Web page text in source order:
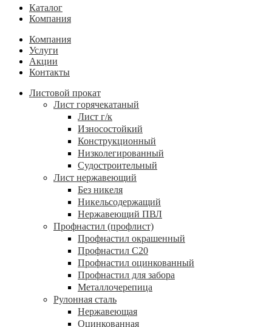
Каталог
Компания
Компания
Услуги
Акции
Контакты
Листовой прокат
Лист горячекатаный
Лист г/к
Износостойкий
Конструкционный
Низколегированный
Судостроительный
Лист нержавеющий
Без никеля
Никельсодержащий
Нержавеющий ПВЛ
Профнастил (профлист)
Профнастил окрашенный
Профнастил С20
Профнастил оцинкованный
Профнастил для забора
Металлочерепица
Рулонная сталь
Нержавеющая
Оцинкованная